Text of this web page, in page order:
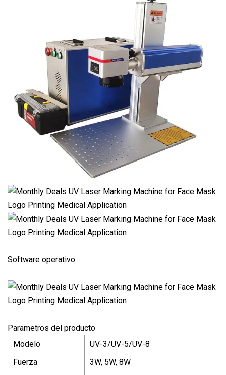
Software operativo
Parametros del producto
Modelo
UV-3/UV-5/UV-8
Fuerza
3W, 5W, 8W